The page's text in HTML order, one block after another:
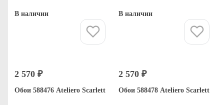
В наличии В наличии
2 570 ₽
Обои 588476 Ateliero Scarlett
2 570 ₽
Обои 588478 Ateliero Scarlett